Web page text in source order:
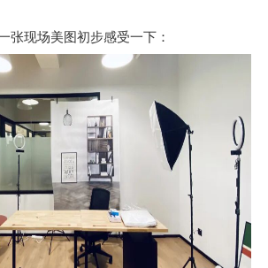
张现场美图初步感受一下：